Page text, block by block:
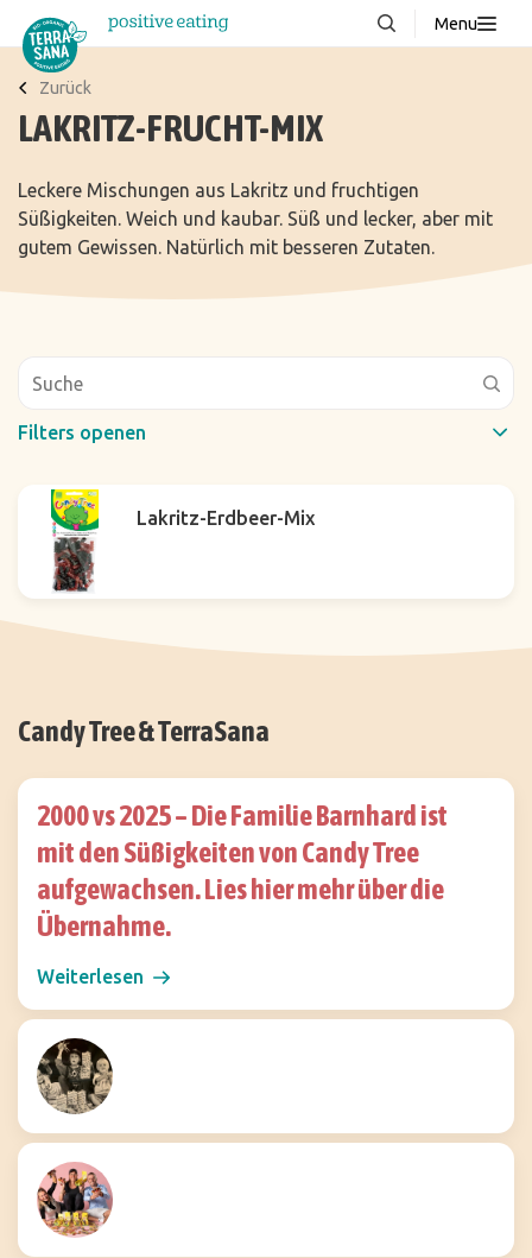
Menu
Über uns
Wissenswertes
FAQ
Downloads
Rezepte
Zurück
LAKRITZ-FRUCHT-MIX
Leckere Mischungen aus Lakritz und fruchtigen
Süßigkeiten. Weich und kaubar. Süß und lecker, aber mit
gutem Gewissen. Natürlich mit besseren Zutaten.
Filters openen
Lakritz-Erdbeer-Mix
Candy Tree & TerraSana
2000 vs 2025 – Die Familie Barnhard ist
mit den Süßigkeiten von Candy Tree
aufgewachsen. Lies hier mehr über die
Übernahme.
Weiterlesen